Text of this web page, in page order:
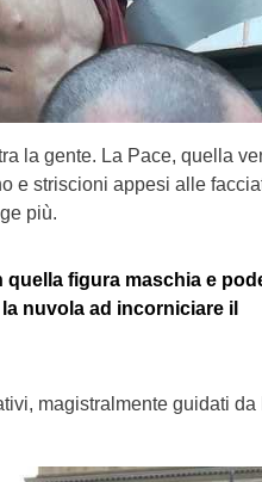
la gente. La Pace, quella
e striscioni appesi alle
più.
quella figura maschia e
nuvola ad incorniciare il
magistralmente guidati da